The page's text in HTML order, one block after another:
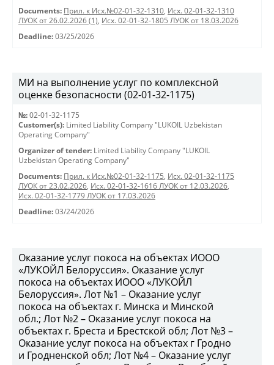
Documents: Прил. к Исх.№02-01-32-1310, Исх. 02-01-32-1310
ЛУОК от 26.02.2026 (1), Исх. 02-01-32-1805 ЛУОК от 18.03.2026
Deadline: 03/25/2026
МИ на выполнение услуг по комплексной
оценке безопасности (02-01-32-1175)
№: 02-01-32-1175
Customer(s): Limited Liability Company "LUKOIL Uzbekistan
Operating Company"
Organizer of tender: Limited Liability Company "LUKOIL
Uzbekistan Operating Company"
Documents: Прил. к Исх.№02-01-32-1175, Исх. 02-01-32-1175
ЛУОК от 23.02.2026, Исх. 02-01-32-1616 ЛУОК от 12.03.2026,
Исх. 02-01-32-1779 ЛУОК от 17.03.2026
Deadline: 03/24/2026
Оказание услуг покоса на объектах ИООО
«ЛУКОЙЛ Белоруссия». Оказание услуг
покоса на объектах ИООО «ЛУКОЙЛ
Белоруссия». Лот №1 – Оказание услуг
покоса на объектах г. Минска и Минской
обл.; Лот №2 – Оказание услуг покоса на
объектах г. Бреста и Брестской обл; Лот №3 –
Оказание услуг покоса на объектах г Гродно
и Гродненской обл; Лот №4 – Оказание услуг